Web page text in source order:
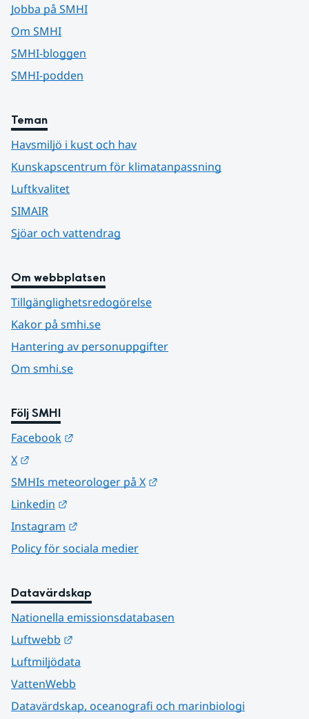
Jobba på SMHI
Om SMHI
SMHI-bloggen
SMHI-podden
Teman
Havsmiljö i kust och hav
Kunskapscentrum för klimatanpassning
Luftkvalitet
SIMAIR
Sjöar och vattendrag
Om webbplatsen
Tillgänglighetsredogörelse
Kakor på smhi.se
Hantering av personuppgifter
Om smhi.se
Följ SMHI
Facebook
X
SMHIs meteorologer på X
Linkedin
Instagram
Policy för sociala medier
Datavärdskap
Nationella emissionsdatabasen
Luftwebb
Luftmiljödata
VattenWebb
Datavärdskap, oceanografi och marinbiologi